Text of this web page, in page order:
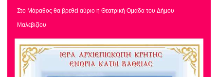
Στο Μάραθος θα βρεθεί αύριο η Θεατρική Ομάδα του Δήμου
Μαλεβιζίου